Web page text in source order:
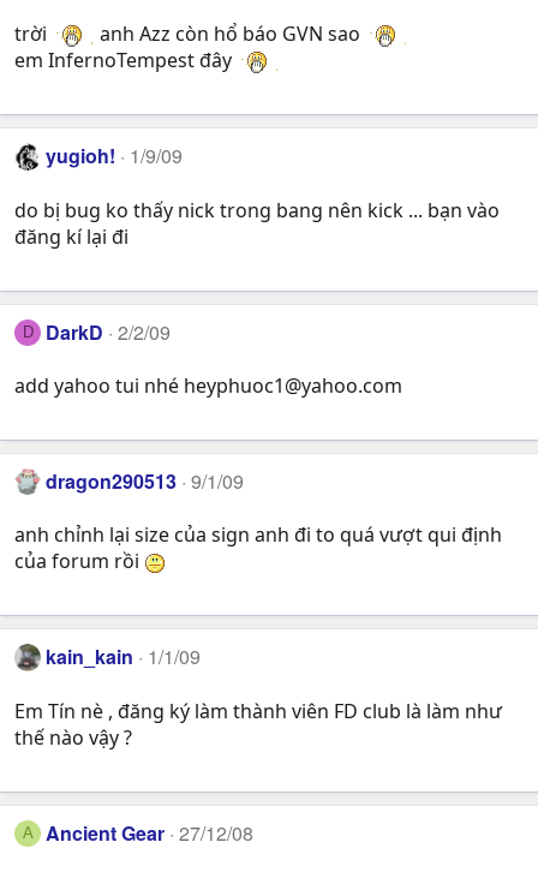
trời
anh Azz còn hổ báo GVN sao
em InfernoTempest đây
yugioh! 1/9/09
do bị bug ko thấy nick trong bang nên kick ... bạn vào
đăng kí lại đi
D DarkD 2/2/09
add yahoo tui nhé heyphuoc1@yahoo.com
dragon290513 9/1/09
anh chỉnh lại size của sign anh đi to quá vượt qui định
của forum rồi
kain_kain 1/1/09
Em Tín nè , đăng ký làm thành viên FD club là làm như
thế nào vậy ?
A Ancient Gear 27/12/08